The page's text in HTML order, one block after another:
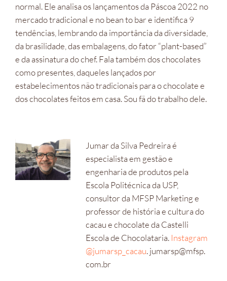
normal. Ele analisa os lançamentos da Páscoa 2022 no
mercado tradicional e no bean to bar e identifica 9
tendências, lembrando da importância da diversidade,
da brasilidade, das embalagens, do fator “plant-based”
e da assinatura do chef. Fala também dos chocolates
como presentes, daqueles lançados por
estabelecimentos não tradicionais para o chocolate e
dos chocolates feitos em casa. Sou fã do trabalho dele.
Jumar da Silva Pedreira é
especialista em gestão e
engenharia de produtos pela
Escola Politécnica da USP,
consultor da MFSP Marketing e
professor de história e cultura do
cacau e chocolate da Castelli
Escola de Chocolataria. Instagram
@jumarsp_cacau. jumarsp@mfsp.
com.br